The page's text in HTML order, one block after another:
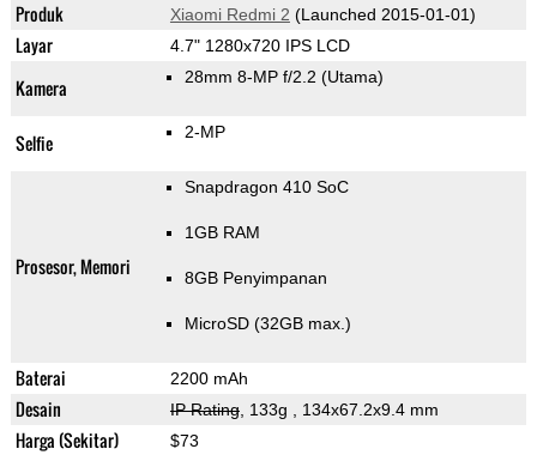
Produk Xiaomi Redmi 2 (Launched 2015-01-01)
Layar 4.7" 1280x720 IPS LCD
Kamera 28mm 8-MP f/2.2 (Utama)
Selfie 2-MP
Prosesor, Memori
Snapdragon 410 SoC
1GB RAM
8GB Penyimpanan
MicroSD (32GB max.)
Baterai 2200 mAh
Desain IP Rating, 133g , 134x67.2x9.4 mm
Harga (Sekitar) $73